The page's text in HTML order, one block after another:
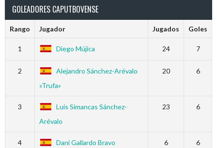
GOLEADORES CAPUTBOVENSE
Rango Jugador Jugados Goles
1 Diego Mújica 24 7
2
Alejandro Sánchez-Arévalo
«Trufa»
20 6
3
Luis Simancas Sánchez-
Arévalo
23 6
4 Dani Gallardo Bravo 6 6